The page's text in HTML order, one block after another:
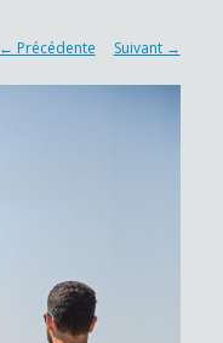
← Précédente Suivant →